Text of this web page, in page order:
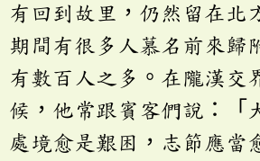
有回到故里，仍然留在北
期間有很多人慕名前來歸
有數百人之多。在隴漢交
候，他常跟賓客們說：「
處境愈是艱困，志節應當